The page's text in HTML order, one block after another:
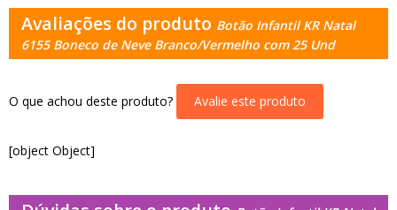
Avaliações do produto Botão Infantil KR Natal
6155 Boneco de Neve Branco/Vermelho com 25 Und
O que achou deste produto? Avalie este produto
[object Object]